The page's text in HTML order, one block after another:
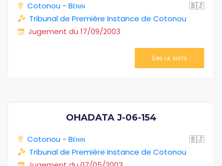
Cotonou - Bénin
🇧🇯
Tribunal de Première Instance de Cotonou
Jugement du 17/09/2003
Lire la suite
OHADATA J-06-154
Cotonou - Bénin
🇧🇯
Tribunal de Première Instance de Cotonou